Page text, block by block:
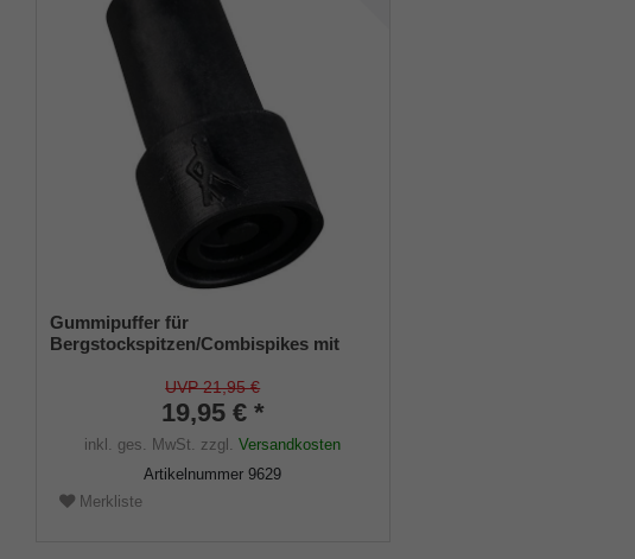
Gummipuffer für
Bergstockspitzen/Combispikes mit
UVP 21,95 €
19,95 € *
inkl. ges. MwSt. zzgl.Versandkosten
Artikelnummer9629
Merkliste